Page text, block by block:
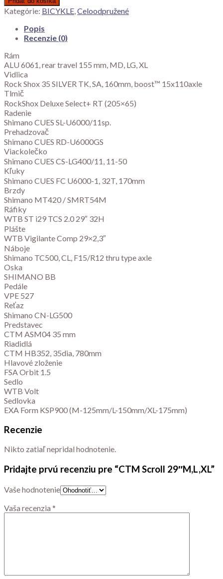
Kategórie: BICYKLE,Celoodpružené
Popis
Recenzie (0)
Rám
ALU 6061, rear travel 155 mm, MD, LG, XL
Vidlica
Rock Shox 35 SILVER TK, SA, 160mm, boost™ 15x110axle
Tlmič
RockShox Deluxe Select+ RT (205×65)
Radenie
Shimano CUES SL-U6000/11sp.
Prehadzovač
Shimano CUES RD-U6000GS
Viackolečko
Shimano CUES CS-LG400/11, 11-50
Kľuky
Shimano CUES FC U6000-1, 32T, 170mm
Brzdy
Shimano MT420 / SMRT54M
Ráfiky
WTB ST i29 TCS 2.0 29″ 32H
Plášte
WTB Vigilante Comp 29×2,3″
Náboje
Shimano TC500, CL, F15/R12 thru type axle
Oska
SHIMANO BB
Pedále
VPE 527
Reťaz
Shimano CN-LG500
Predstavec
CTM ASM04 35 mm
Riadidlá
CTM HB352, 35dia, 780mm
Hlavové zloženie
FSA Orbit 1.5
Sedlo
WTB Volt
Sedlovka
EXA Form KSP900 (M-125mm/L-150mm/XL-175mm)
Recenzie
Nikto zatiaľ nepridal hodnotenie.
Pridajte prvú recenziu pre “CTM Scroll 29″M,L,XL”
Vaše hodnotenie
Vaša recenzia *